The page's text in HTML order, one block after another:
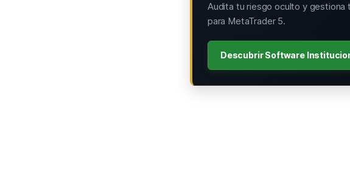
Audita tu riesgo oculto y gestiona
para MetaTrader 5.
Descubrir Software